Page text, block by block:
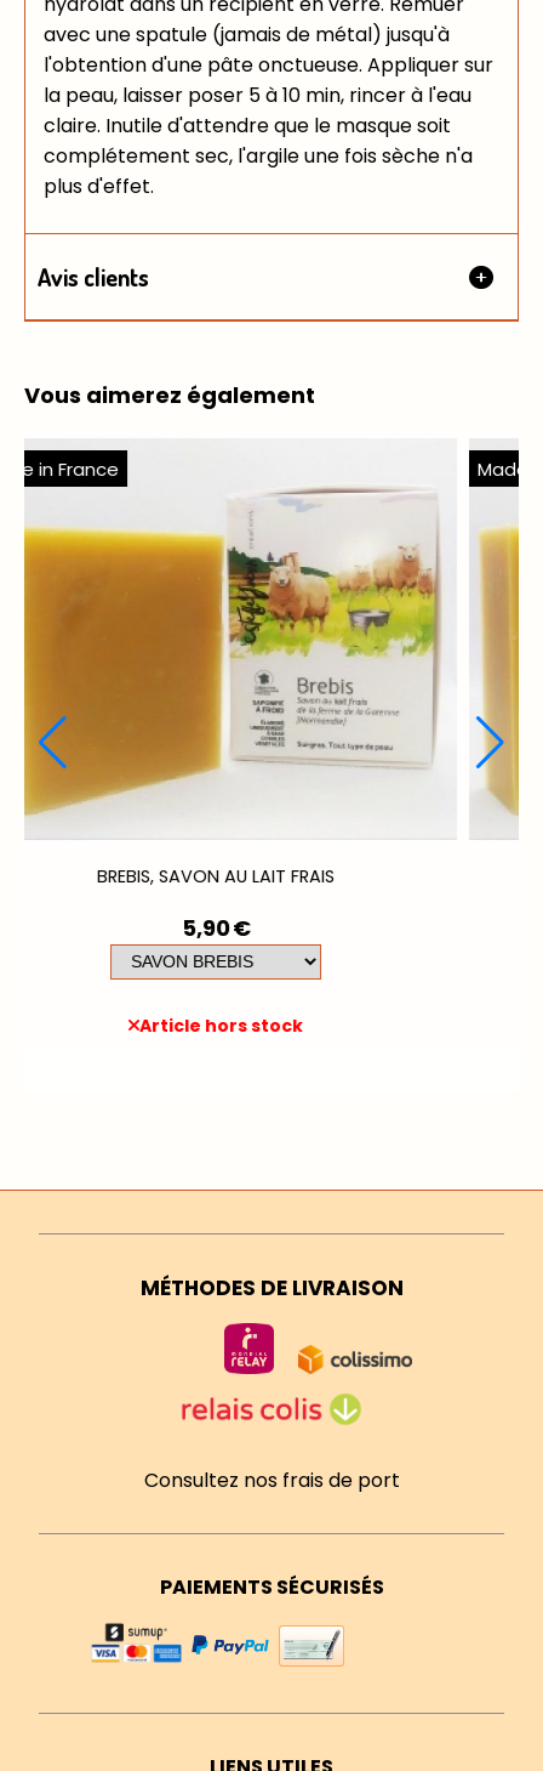
avec une spatule (jamais de métal) jusqu'à
l'obtention d'une pâte onctueuse. Appliquer sur
la peau, laisser poser 5 à 10 min, rincer à l'eau
claire. Inutile d'attendre que le masque soit
complétement sec, l'argile une fois sèche n'a
plus d'effet.
Avis clients
Vous aimerez également
BREBIS, SAVON AU LAIT FRAIS
5,90
Article hors stock
Made in France
MÉTHODES DE LIVRAISON
Consultez nos frais de port
PAIEMENTS SÉCURISÉS